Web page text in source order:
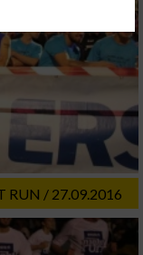
RUN / 27.09.2016